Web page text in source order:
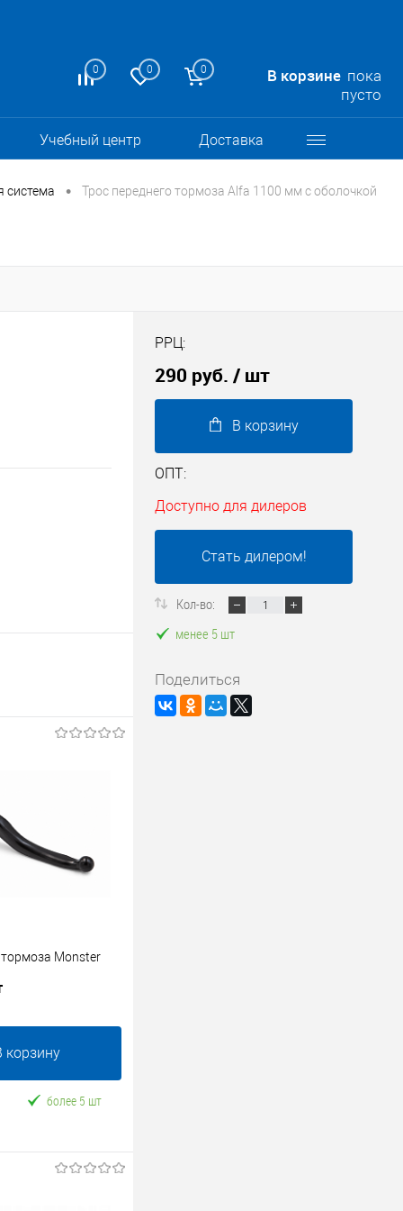
0 0 0 В корзине пока
пусто
Учебный центр Доставка
система • Трос переднего тормоза Alfa 1100 мм с оболочкой
Monster
корзину
более 5 шт
РРЦ:
290 руб. / шт
В корзину
ОПТ:
Доступно для дилеров
Стать дилером!
Кол-во:
менее 5 шт
Поделиться